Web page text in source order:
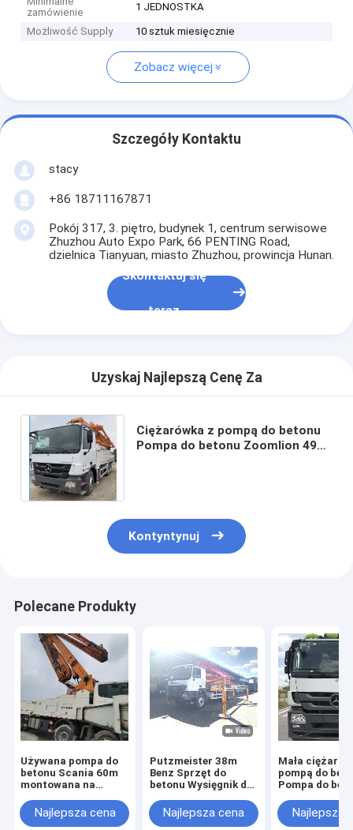
zamówienie
1 JEDNOSTKA
Możliwość Supply 10 sztuk miesięcznie
Zobacz więcej
Szczegóły Kontaktu
stacy
+86 18711167871
Pokój 317, 3. piętro, budynek 1, centrum serwisowe
Zhuzhou Auto Expo Park, 66 PENTING Road,
dzielnica Tianyuan, miasto Zhuzhou, prowincja Hunan.
Skontaktuj się
teraz
Uzyskaj Najlepszą Cenę Za
Ciężarówka z pompą do betonu
Pompa do betonu Zoomlion 49m
Kontyntynuj
Polecane Produkty
Używana pompa do
betonu Scania 60m
montowana na
ciężarówka z pompą
do betonu
Najlepsza cena
Putzmeister 38m
Benz Sprzęt do
betonu Wysięgnik do
pompowania betonu
Używana ciężarówka
Najlepsza cena
Mała
pompą do
Pompa do
z pompą do
Najlepsza